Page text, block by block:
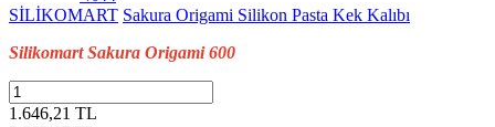
SİLİKOMART Sakura Origami Silikon Pasta Kek Kalıbı
Silikomart Sakura Origami 600
1.646,21 TL